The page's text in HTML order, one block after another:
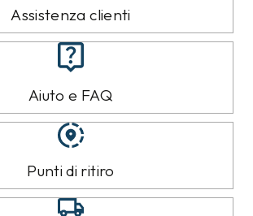
Assistenza clienti
Aiuto e FAQ
Punti di ritiro